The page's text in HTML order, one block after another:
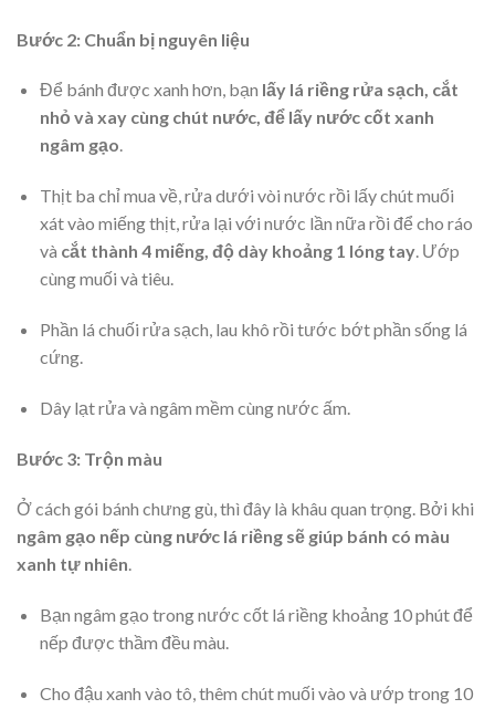
Bước 2: Chuẩn bị nguyên liệu
Để bánh được xanh hơn, bạn lấy lá riềng rửa sạch, cắt
nhỏ và xay cùng chút nước, để lấy nước cốt xanh
ngâm gạo.
Thịt ba chỉ mua về, rửa dưới vòi nước rồi lấy chút muối
xát vào miếng thịt, rửa lại với nước lần nữa rồi để cho ráo
và cắt thành 4 miếng, độ dày khoảng 1 lóng tay. Ướp
cùng muối và tiêu.
Phần lá chuối rửa sạch, lau khô rồi tước bớt phần sống lá
cứng.
Dây lạt rửa và ngâm mềm cùng nước ấm.
Bước 3: Trộn màu
Ở cách gói bánh chưng gù, thì đây là khâu quan trọng. Bởi khi
ngâm gạo nếp cùng nước lá riềng sẽ giúp bánh có màu
xanh tự nhiên.
Bạn ngâm gạo trong nước cốt lá riềng khoảng 10 phút để
nếp được thầm đều màu.
Cho đậu xanh vào tô, thêm chút muối vào và ướp trong 10